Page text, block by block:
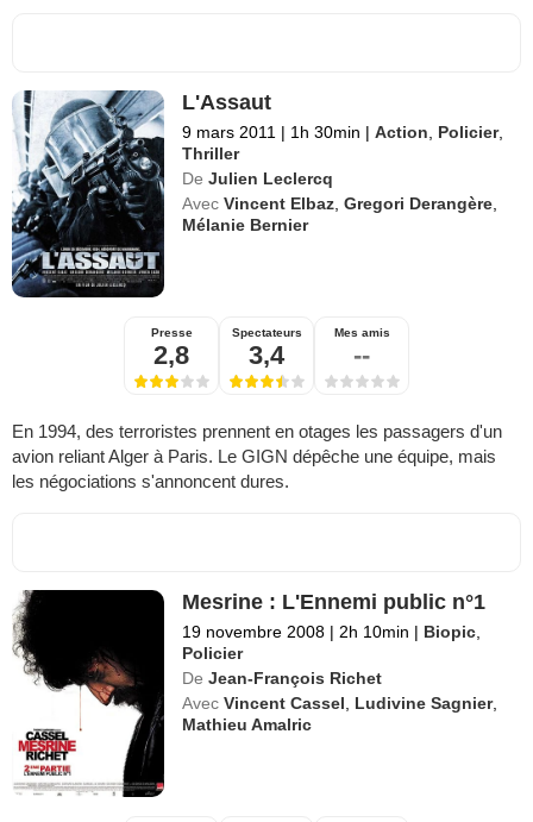
L'Assaut
9 mars 2011 | 1h 30min | Action Policier,
Thriller
De Julien Leclercq
Avec Vincent Elbaz ,Gregori Derangère
Mélanie Bernier
Presse
2,8
Spectateurs
3,4
Mes amis
--
En 1994, des terroristes prennent en otages les passagers d'un
avion reliant Alger à Paris. Le GIGN dépêche une équipe, mais
les négociations s'annoncent dures.
Mesrine : L'Ennemi public n°1
19 novembre 2008 | 2h 10min | Biopic
Policier
De Jean-François Richet
Avec Vincent Cassel Ludivine Sagnier,
Mathieu Amalric